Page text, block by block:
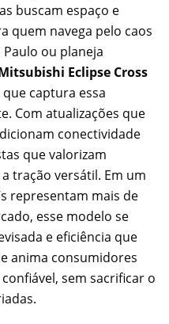
buscam espaço e
quem navega pelo caos
ou planeja
Eclipse Cross
captura essa
Com atualizações que
conectividade
que valorizam
tração versátil. Em um
representam mais de
esse modelo se
e eficiência que
anima consumidores
sem sacrificar o